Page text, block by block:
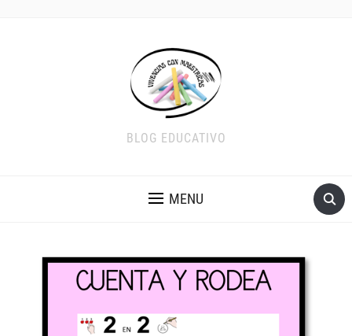
BLOG EDUCATIVO
MENU